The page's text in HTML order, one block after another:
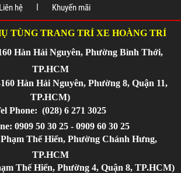
Liên hệ Khuyến mãi
TÙNG TRANG TRÍ XE HOÀNG TRÍ
Hàn Hải Nguyên, Phường Bình Thới,
TP.HCM
Hàn Hải Nguyên, Phường 8, Quận 11,
TP.HCM)
Phone: (028) 6 271 3025
0909 50 30 25 - 0909 60 30 25
Phạm Thế Hiển, Phường Chánh Hưng,
TP.HCM
Thế Hiển, Phường 4, Quận 8, TP.HCM)